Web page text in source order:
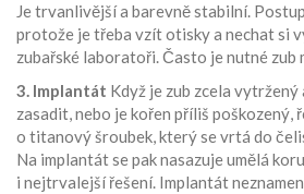
Je trvanlivější a barevně stabilní.
protože je třeba vzít otisky a nechat si
zubařské laboratoři. Často je nutné zub
3. Implantát Když je zub zcela vytržený
zasadit, nebo je kořen příliš poškozený,
o titanový šroubek, který se vrtá do
Na implantát se pak nasazuje umělá
i nejtrvalejší řešení. Implantát